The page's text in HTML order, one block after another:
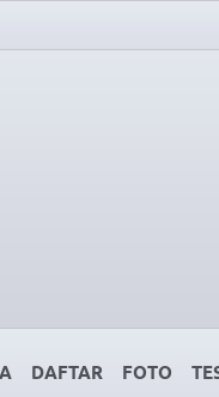
DAFTAR FOTO